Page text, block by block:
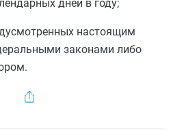
дней в году;
настоящим
законами либо